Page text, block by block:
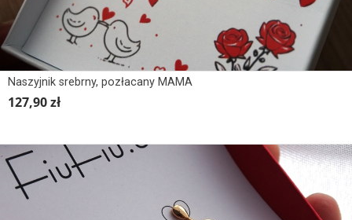
Naszyjnik srebrny, pozłacany MAMA
127,90 zł